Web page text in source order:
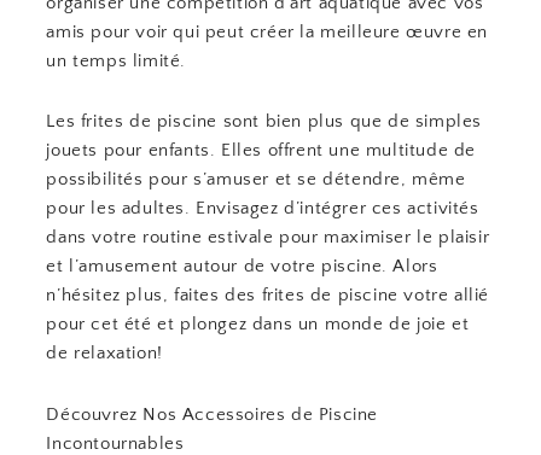
amis pour voir qui peut créer la meilleure œuvre en
un temps limité.
Les frites de piscine sont bien plus que de simples
jouets pour enfants. Elles offrent une multitude de
possibilités pour s’amuser et se détendre, même
pour les adultes. Envisagez d’intégrer ces activités
dans votre routine estivale pour maximiser le plaisir
et l’amusement autour de votre piscine. Alors
n’hésitez plus, faites des frites de piscine votre allié
pour cet été et plongez dans un monde de joie et
de relaxation!
Découvrez Nos Accessoires de Piscine
Incontournables